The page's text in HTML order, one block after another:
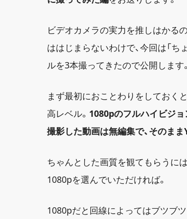
ビデオカメラの実力を推しはかる
ははじまらないわけで、今回は「
ルを3本撮ってきたので公開します。
まず最初におことわりをしておく
高レベル。 1080pのフルハイビジョ
撮影した動画は無編集で、そのま
ちゃんとした画質を観てもらうに
1080pを選んでいただければ。
1080pだと回線によってはブツブ